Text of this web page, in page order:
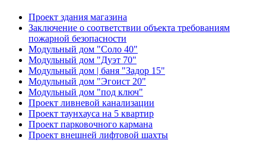
Проект здания магазина
Заключение о соответствии объекта требованиям
пожарной безопасности
Модульный дом "Соло 40"
Модульный дом "Дуэт 70"
Модульный дом | баня "Задор 15"
Модульный дом "Эгоист 20"
Модульный дом "под ключ"
Проект ливневой канализации
Проект таунхауса на 5 квартир
Проект парковочного кармана
Проект внешней лифтовой шахты